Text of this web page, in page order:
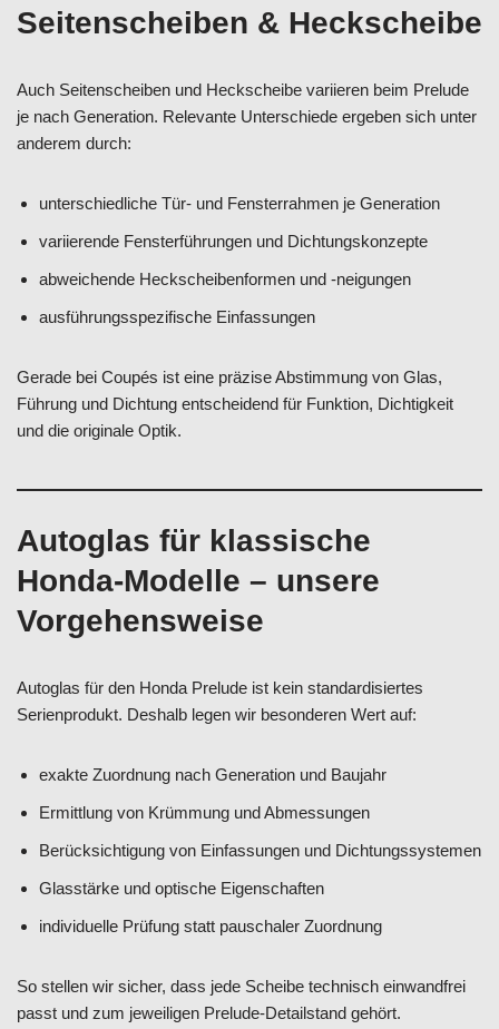
Seitenscheiben & Heckscheibe
Auch Seitenscheiben und Heckscheibe variieren beim Prelude
je nach Generation. Relevante Unterschiede ergeben sich unter
anderem durch:
unterschiedliche Tür- und Fensterrahmen je Generation
variierende Fensterführungen und Dichtungskonzepte
abweichende Heckscheibenformen und -neigungen
ausführungsspezifische Einfassungen
Gerade bei Coupés ist eine präzise Abstimmung von Glas,
Führung und Dichtung entscheidend für Funktion, Dichtigkeit
und die originale Optik.
Autoglas für klassische
Honda-Modelle – unsere
Vorgehensweise
Autoglas für den Honda Prelude ist kein standardisiertes
Serienprodukt. Deshalb legen wir besonderen Wert auf:
exakte Zuordnung nach Generation und Baujahr
Ermittlung von Krümmung und Abmessungen
Berücksichtigung von Einfassungen und Dichtungssystemen
Glasstärke und optische Eigenschaften
individuelle Prüfung statt pauschaler Zuordnung
So stellen wir sicher, dass jede Scheibe technisch einwandfrei
passt und zum jeweiligen Prelude-Detailstand gehört.